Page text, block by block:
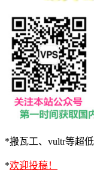
*搬瓦工、vultr等超
*欢迎投稿！